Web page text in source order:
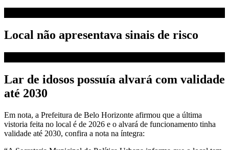
Local não apresentava sinais de risco
Lar de idosos possuía alvará com validade
até 2030
Em nota, a Prefeitura de Belo Horizonte afirmou que a última
vistoria feita no local é de 2026 e o alvará de funcionamento tinha
validade até 2030, confira a nota na íntegra: